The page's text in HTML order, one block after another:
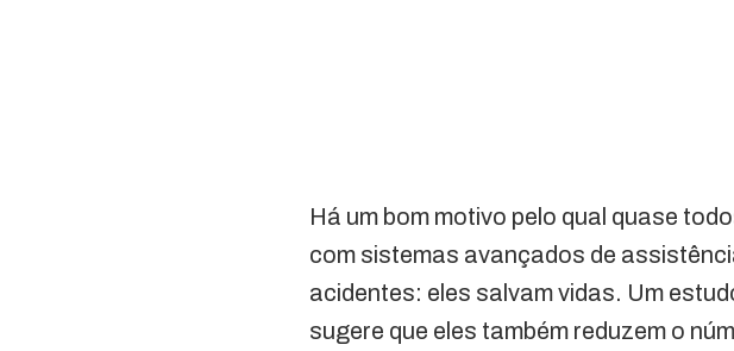
Há um bom motivo pelo qual quase
com sistemas avançados de
acidentes: eles salvam vidas. Um
sugere que eles também reduzem o